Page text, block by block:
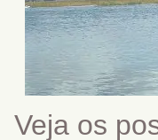
Veja os